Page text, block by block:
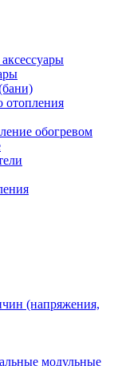
отопления
обогревом
(напряжения,
модульные